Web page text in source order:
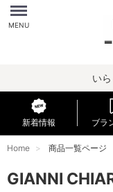
Menu
MENU
い
新着情報 ブラ
Home 商品一覧ページ
GIANNI